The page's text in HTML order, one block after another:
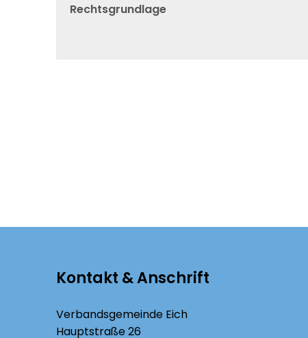
Rechtsgrundlage
Kontakt & Anschrift
Verbandsgemeinde Eich
Hauptstraße 26